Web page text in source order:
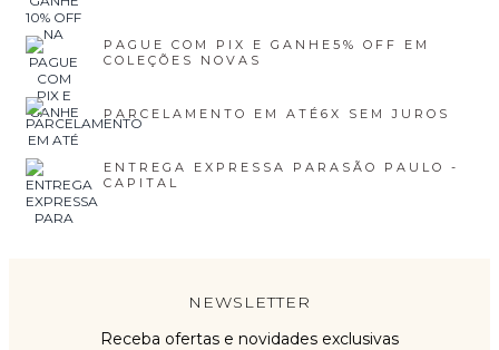
PAGUE COM PIX E GANHE 5% OFF EM
COLEÇÕES NOVAS
PARCELAMENTO EM ATÉ 6X SEM JUROS
ENTREGA EXPRESSA PARA SÃO PAULO -
CAPITAL
NEWSLETTER
Receba ofertas e novidades exclusivas